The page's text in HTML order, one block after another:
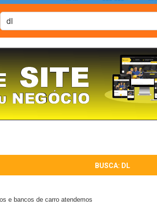
BUSCA: DL
e bancos de carro atendemos